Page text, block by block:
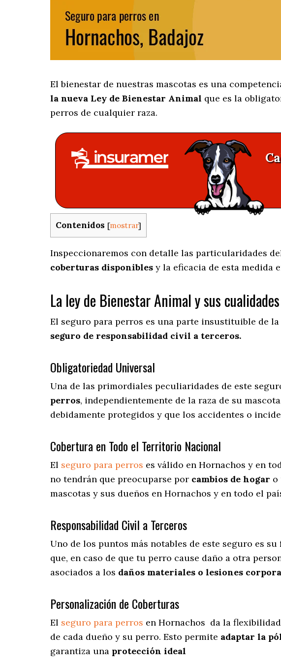
El bienestar de nuestras mascotas es una
la nueva Ley de Bienestar Animal que es la
perros de cualquier raza.
Contenidos [mostrar]
Inspeccionaremos con detalle las particularidades
coberturas disponibles y la eficacia de esta medida
La ley de Bienestar Animal y sus cualidades
El seguro para perros es una parte insustituible de la
seguro de responsabilidad civil a terceros.
Obligatoriedad Universal
Una de las primordiales peculiaridades de este
perros, independientemente de la raza de su
debidamente protegidos y que los accidentes o
Cobertura en Todo el Territorio Nacional
El seguro para perros es válido en Hornachos y en
no tendrán que preocuparse por cambios de hogar o
mascotas y sus dueños en Hornachos y en todo el
Responsabilidad Civil a Terceros
Uno de los puntos más notables de este seguro es su
que, en caso de que tu perro cause daño a otra
asociados a los daños materiales o lesiones
Personalización de Coberturas
El seguro para perros en Hornachos da la
de cada dueño y su perro. Esto permite adaptar la
garantiza una protección ideal